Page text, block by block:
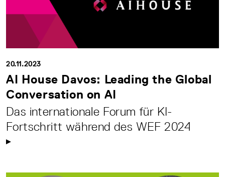
20.11.2023
AI House Davos: Leading the Global
Conversation on AI
Das internationale Forum für KI-
Fortschritt während des WEF 2024